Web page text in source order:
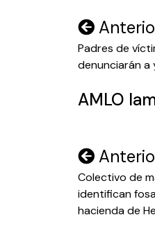
de
Padres de
denunciarán a
AMLO
de
entradas
Colectivo de
identifican
hacienda de